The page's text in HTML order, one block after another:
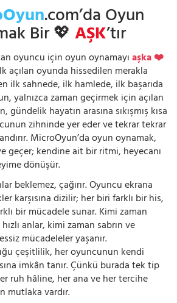
.com’da Oyun
Bir 💖AŞK’tır
oyuncu için oyun oynamayıaşka ❤️
açılan oyunda hissedilen merakla
ilk sahnede, ilk hamlede, ilk başarıda
yalnızca zaman geçirmek için açılan
hayatın arasına sıkışmış kısa
zihninde yer eder ve tekrar tekrar
MicroOyun’da oyun oynamak,
geçer; kendine ait bir ritmi, heyecanı
dönüşür.
beklemez, çağırır. Oyuncu ekrana
karşısına dizilir; her biri farklı bir his,
bir mücadele sunar. Kimi zaman
anlar, kimi zaman sabrın ve
mücadeleler yaşanır.
çeşitlilik, her oyuncunun kendi
imkân tanır. Çünkü burada tek tip
ruh hâline, her ana ve her tercihe
mutlaka vardır.